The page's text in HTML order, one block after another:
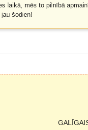
laikā, mēs to pilnībā
šodien!